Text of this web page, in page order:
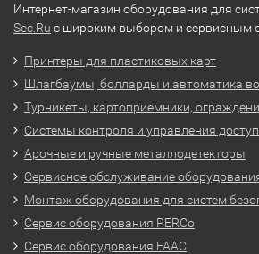
Интернет-магазин оборудования для
Sec.Ru с широким выбором и сервисным
Принтеры для пластиковых карт
Шлагбаумы, болларды и автоматика
Турникеты, картоприемники,
Системы контроля и управления
Арочные и ручные металлодетекторы
Сервисное обслуживание
Монтаж оборудования для систем
Сервис оборудования PERCo
Сервис оборудования FAAC